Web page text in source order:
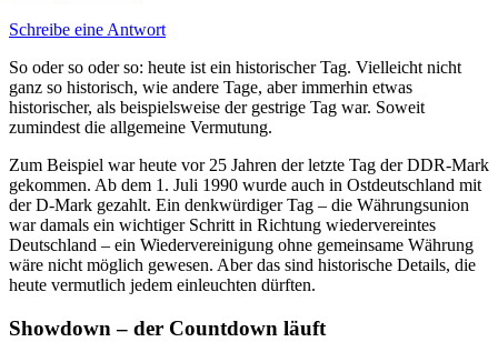
Schreibe eine Antwort
So oder so oder so: heute ist ein historischer Tag. Vielleicht nicht
ganz so historisch, wie andere Tage, aber immerhin etwas
historischer, als beispielsweise der gestrige Tag war. Soweit
zumindest die allgemeine Vermutung.
Zum Beispiel war heute vor 25 Jahren der letzte Tag der DDR-Mark
gekommen. Ab dem 1. Juli 1990 wurde auch in Ostdeutschland mit
der D-Mark gezahlt. Ein denkwürdiger Tag – die Währungsunion
war damals ein wichtiger Schritt in Richtung wiedervereintes
Deutschland – ein Wiedervereinigung ohne gemeinsame Währung
wäre nicht möglich gewesen. Aber das sind historische Details, die
heute vermutlich jedem einleuchten dürften.
Showdown – der Countdown läuft